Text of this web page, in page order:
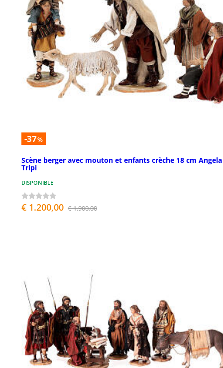
-37%
Scène berger avec mouton et enfants crèche 18 cm Angela
Tripi
DISPONIBLE
€ 1.200,00 € 1.900,00